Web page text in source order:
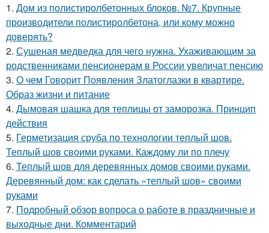
1. Дом из полистиролбетонных блоков. №7. Крупные
производители полистиролбетона, или кому можно
доверять?
2. Сушеная медведка для чего нужна. Ухаживающим за
родственниками пенсионерам в России увеличат пенсию
3. О чем Говорит Появления Златоглазки в квартире.
Образ жизни и питание
4. Дымовая шашка для теплицы от заморозка. Принцип
действия
5. Герметизация сруба по технологии теплый шов.
Теплый шов своими руками. Каждому ли по плечу
6. Теплый шов для деревянных домов своими руками.
Деревянный дом: как сделать «теплый шов» своими
руками
7. Подробный обзор вопроса о работе в праздничные и
выходные дни. Комментарий